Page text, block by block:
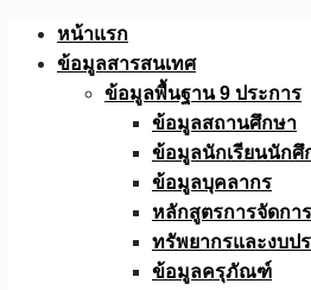
Skip
หน้าแรก
ข้อมูลสารสนเทศ
ข้อมูลพื้นฐาน 9 ประการ
ข้อมูลสถานศึกษา
ข้อมูลนักเรียนนักศึ
ข้อมูลบุคลากร
หลักสูตรการจัดกา
ทรัพยากรและงบป
ข้อมูลครุภัณฑ์